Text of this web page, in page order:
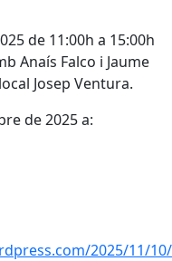
de 11:00h a 15:00h
Anaís Falco i Jaume
Josep Ventura.
de 2025 a:
2025/11/